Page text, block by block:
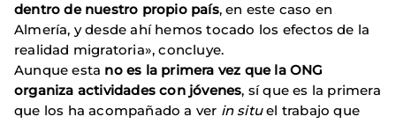
dentro de nuestro propio país, en este caso en
Almería, y desde ahí hemos tocado los efectos de la
realidad migratoria», concluye.
Aunque esta no es la primera vez que la ONG
organiza actividades con jóvenes, sí que es la primera
que los ha acompañado a ver in situel trabajo que